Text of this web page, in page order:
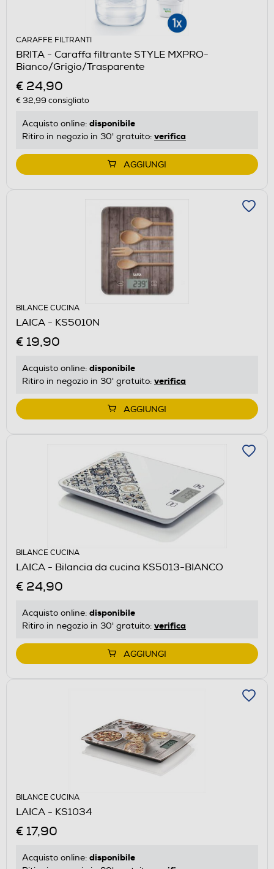
CARAFFE FILTRANTI
BRITA - Caraffa filtrante STYLE MXPRO-
Bianco/Grigio/Trasparente
€ 24,90
€ 32,99 consigliato
Acquisto online: disponibile
Ritiro in negozio in 30' gratuito: verifica
AGGIUNGI
BILANCE CUCINA
LAICA - KS5010N
€ 19,90
Acquisto online: disponibile
Ritiro in negozio in 30' gratuito: verifica
AGGIUNGI
BILANCE CUCINA
LAICA - Bilancia da cucina KS5013-BIANCO
€ 24,90
Acquisto online: disponibile
Ritiro in negozio in 30' gratuito: verifica
AGGIUNGI
BILANCE CUCINA
LAICA - KS1034
€ 17,90
Acquisto online: disponibile